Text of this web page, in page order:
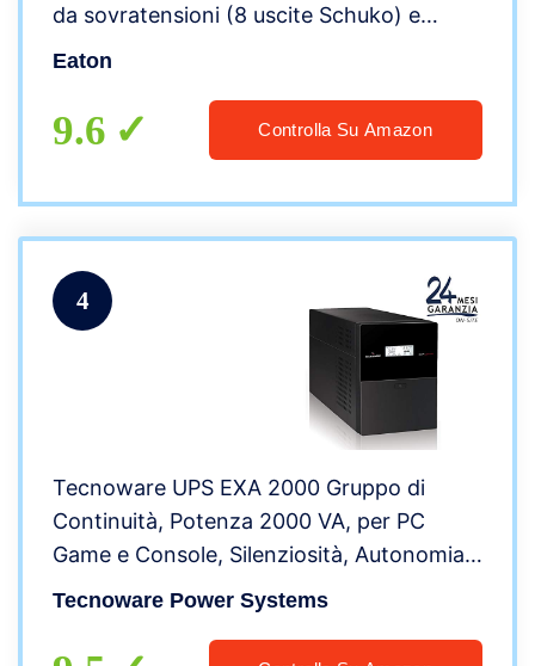
da sovratensioni (8 uscite Schuko) e
regolazione della tensione (AVR).
Eaton
9.6 Controlla Su Amazon
4
Tecnoware UPS EXA 2000 Gruppo di
Continuità, Potenza 2000 VA, per PC
Game e Console, Silenziosità, Autonomia
10-20 min, Software per UPS
Tecnoware Power Systems